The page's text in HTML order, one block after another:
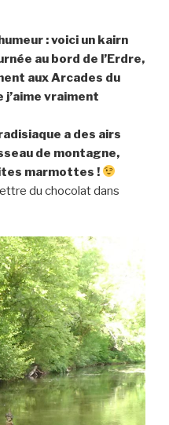
: voici un kairn
au bord de l’Erdre,
aux Arcades du
j’aime vraiment
a des airs
de montagne,
marmottes !
du chocolat dans